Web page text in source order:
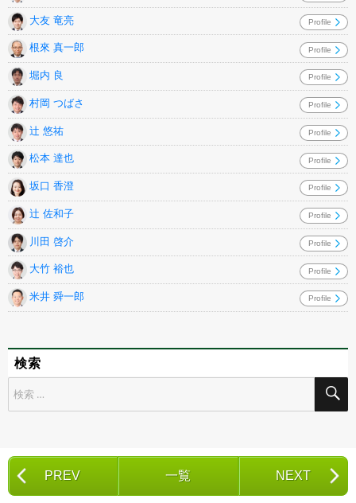
大友 竜亮 Profile
根來 真一郎 Profile
堀内 良 Profile
村岡 つばさ Profile
辻 悠祐 Profile
松本 達也 Profile
坂口 香澄 Profile
辻 佐和子 Profile
川田 啓介 Profile
大竹 裕也 Profile
米井 舜一郎 Profile
検索
PREV 一覧 NEXT